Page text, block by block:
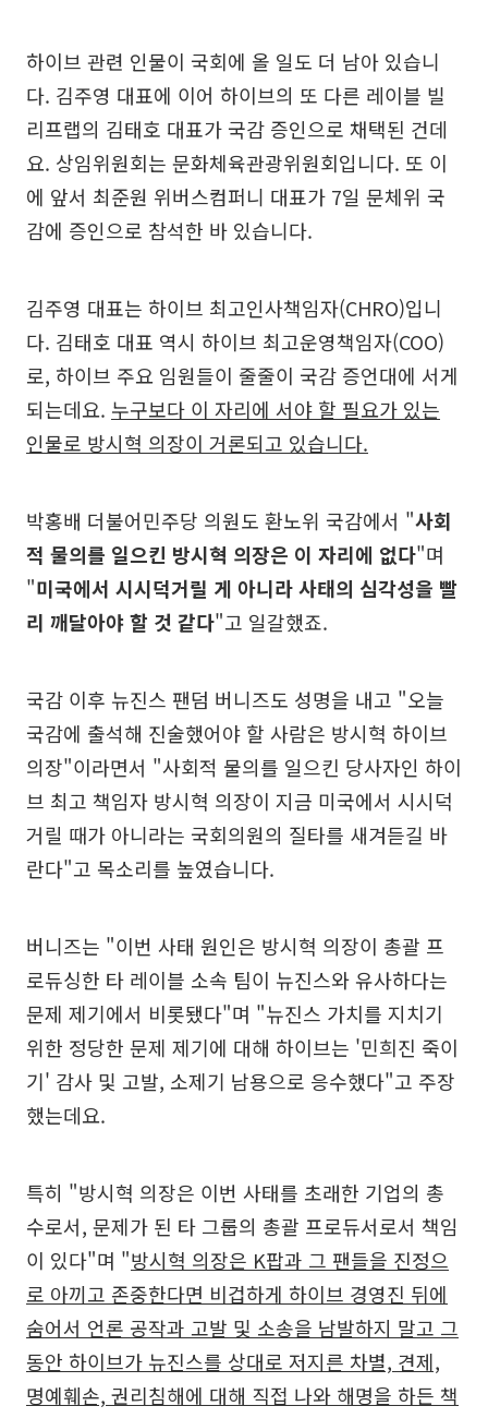
하이브 관련 인물이 국회에 올 일도 더 남아 있습니
다. 김주영 대표에 이어 하이브의 또 다른 레이블 빌
리프랩의 김태호 대표가 국감 증인으로 채택된 건데
요. 상임위원회는 문화체육관광위원회입니다. 또 이
에 앞서 최준원 위버스컴퍼니 대표가 7일 문체위 국
감에 증인으로 참석한 바 있습니다.
김주영 대표는 하이브 최고인사책임자(CHRO)입니
다. 김태호 대표 역시 하이브 최고운영책임자(COO)
로, 하이브 주요 임원들이 줄줄이 국감 증언대에 서게
되는데요. 누구보다 이 자리에 서야 할 필요가 있는
인물로 방시혁 의장이 거론되고 있습니다.
박홍배 더불어민주당 의원도 환노위 국감에서 "사회
적 물의를 일으킨 방시혁 의장은 이 자리에 없다"며
"미국에서 시시덕거릴 게 아니라 사태의 심각성을 빨
리 깨달아야 할 것 같다"고 일갈했죠.
국감 이후 뉴진스 팬덤 버니즈도 성명을 내고 "오늘
국감에 출석해 진술했어야 할 사람은 방시혁 하이브
의장"이라면서 "사회적 물의를 일으킨 당사자인 하이
브 최고 책임자 방시혁 의장이 지금 미국에서 시시덕
거릴 때가 아니라는 국회의원의 질타를 새겨듣길 바
란다"고 목소리를 높였습니다.
버니즈는 "이번 사태 원인은 방시혁 의장이 총괄 프
로듀싱한 타 레이블 소속 팀이 뉴진스와 유사하다는
문제 제기에서 비롯됐다"며 "뉴진스 가치를 지치기
위한 정당한 문제 제기에 대해 하이브는 '민희진 죽이
기' 감사 및 고발, 소제기 남용으로 응수했다"고 주장
했는데요.
특히 "방시혁 의장은 이번 사태를 초래한 기업의 총
수로서, 문제가 된 타 그룹의 총괄 프로듀서로서 책임
이 있다"며 "방시혁 의장은 K팝과 그 팬들을 진정으
로 아끼고 존중한다면 비겁하게 하이브 경영진 뒤에
숨어서 언론 공작과 고발 및 소송을 남발하지 말고 그
동안 하이브가 뉴진스를 상대로 저지른 차별, 견제,
명예훼손, 권리침해에 대해 직접 나와 해명을 하든 책